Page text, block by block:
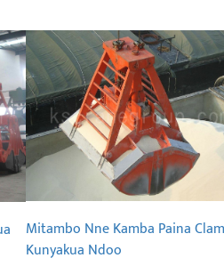
Mitambo Nne Kamba Paina
Kunyakua Ndoo